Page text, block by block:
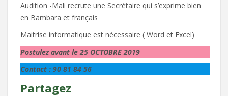
Audition -Mali recrute une Secrétaire qui s’exprime bien
en Bambara et français
Maitrise informatique est nécessaire ( Word et Excel)
Postulez avant le 25 OCTOBRE 2019
Contact : 90 81 84 56
Partagez